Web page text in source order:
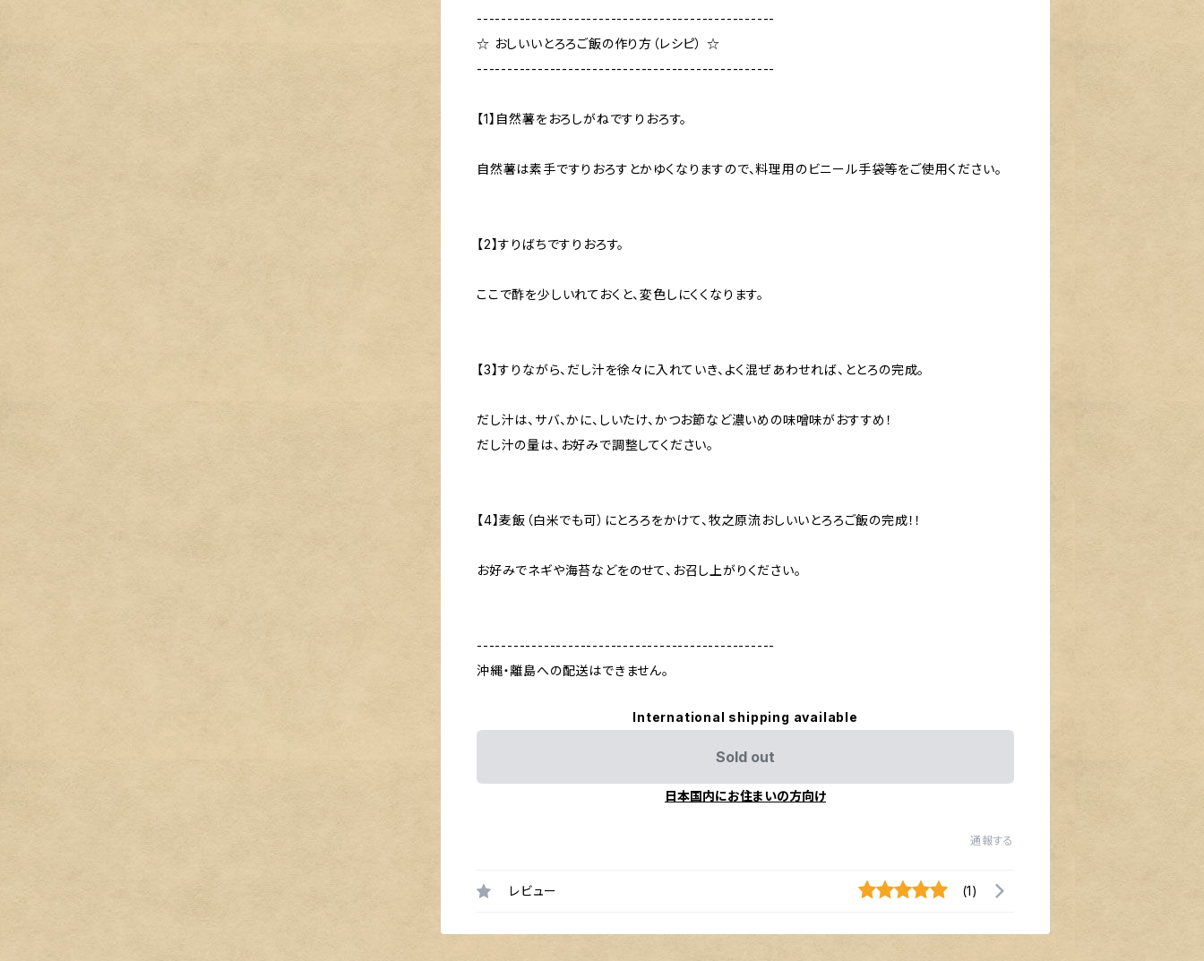
-------------------------------------------------
☆ おしいいとろろご飯の作り方（レシピ） ☆
-------------------------------------------------
【1】自然薯をおろしがねですりおろす。
自然薯は素手ですりおろすとかゆくなりますので、料理用のビニール手袋等をご使用ください。
【2】すりばちですりおろす。
ここで酢を少しいれておくと、変色しにくくなります。
【3】すりながら、だし汁を徐々に入れていき、よく混ぜあわせれば、ととろの完成。
だし汁は、サバ、かに、しいたけ、かつお節など濃いめの味噌味がおすすめ！
だし汁の量は、お好みで調整してください。
【4】麦飯（白米でも可）にとろろをかけて、牧之原流おしいいとろろご飯の完成！！
お好みでネギや海苔などをのせて、お召し上がりください。
-------------------------------------------------
沖縄・離島への配送はできません。
International shipping available
Sold out
日本国内にお住まいの方向け
通報する
レビュー (1)